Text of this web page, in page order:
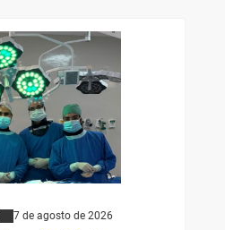
7 de agosto de 2026